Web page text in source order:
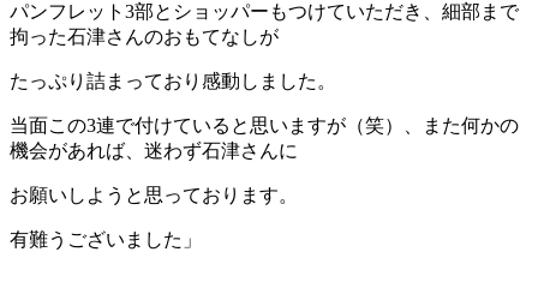
パンフレット3部とショッパーもつけていただき、細部まで
拘った石津さんのおもてなしが
たっぷり詰まっており感動しました。
当面この3連で付けていると思いますが（笑）、また何かの
機会があれば、迷わず石津さんに
お願いしようと思っております。
有難うございました」